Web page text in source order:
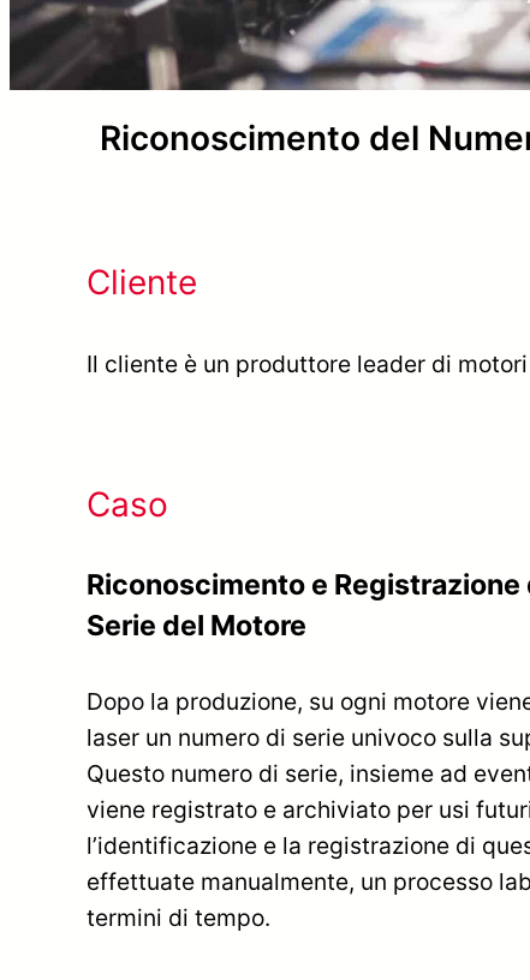
Riconoscimento del
Cliente
Il cliente è un produttore leader di
Caso
Riconoscimento e Registrazione
Serie del Motore
Dopo la produzione, su ogni motore
laser un numero di serie univoco sulla
Questo numero di serie, insieme ad
viene registrato e archiviato per usi
l’identificazione e la registrazione di
effettuate manualmente, un processo
termini di tempo.